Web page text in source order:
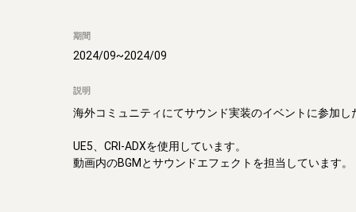
期間
2024/09~2024/09
説明
海外コミュニティにてサウンド実装のイベントに参加し
UE5、CRI-ADXを使用しています。
動画内のBGMとサウンドエフェクトを担当しています。